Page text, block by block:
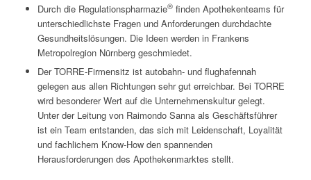
Durch die Regulationspharmazie®finden Apothekenteams für
unterschiedlichste Fragen und Anforderungen durchdachte
Gesundheitslösungen. Die Ideen werden in Frankens
Metropolregion Nürnberg geschmiedet.
Der TORRE-Firmensitz ist autobahn- und flughafennah
gelegen aus allen Richtungen sehr gut erreichbar. Bei TORRE
wird besonderer Wert auf die Unternehmenskultur gelegt.
Unter der Leitung von Raimondo Sanna als Geschäftsführer
ist ein Team entstanden, das sich mit Leidenschaft, Loyalität
und fachlichem Know-How den spannenden
Herausforderungen des Apothekenmarktes stellt.